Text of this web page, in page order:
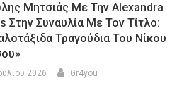
Μητσιάς Με Την Alexandra
Στην Συναυλία Με Τον Τίτλο:
Τραγούδια Του Νίκου
2026 Gr4you